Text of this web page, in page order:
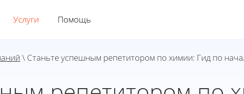
Услуги Помощь
\ Станьте успешным репетитором по химии: Гид по